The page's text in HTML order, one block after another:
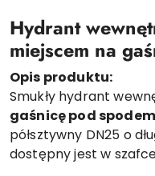
Hydrant
miejscem na
Opis produktu:
Smukły hydrant
gaśnicę pod spodem
półsztywny DN25 o
dostępny jest w